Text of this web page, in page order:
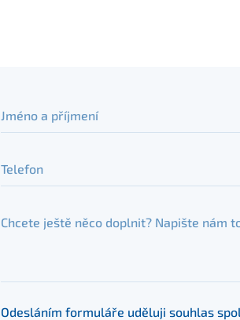
Jméno a příjmení
Telefon
Váš dotaz
Odesláním formuláře uděluji souhlas